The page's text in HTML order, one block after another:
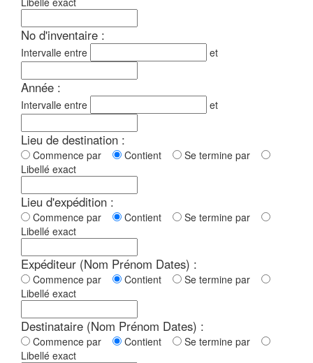
No d'inventaire :
Intervalle entre et
Année :
Intervalle entre et
Lieu de destination :
Commence par Contient
Se termine par
Libellé exact
Lieu d'expédition :
Commence par Contient
Se termine par
Libellé exact
Expéditeur (Nom Prénom Dates) :
Commence par Contient
Se termine par
Libellé exact
Destinataire (Nom Prénom Dates) :
Commence par Contient
Se termine par
Libellé exact